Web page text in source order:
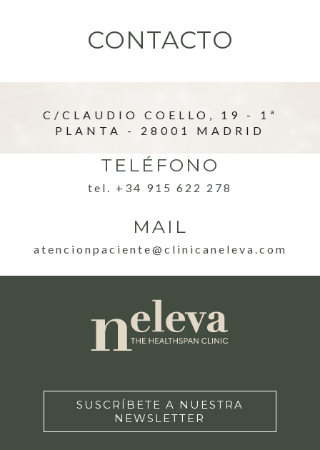
CONTACTO
C/CLAUDIO COELLO, 19 - 1ª
PLANTA - 28001 MADRID
TELÉFONO
tel. +34 915 622 278
MAIL
atencionpaciente@clinicaneleva.com
SUSCRÍBETE A NUESTRA
NEWSLETTER